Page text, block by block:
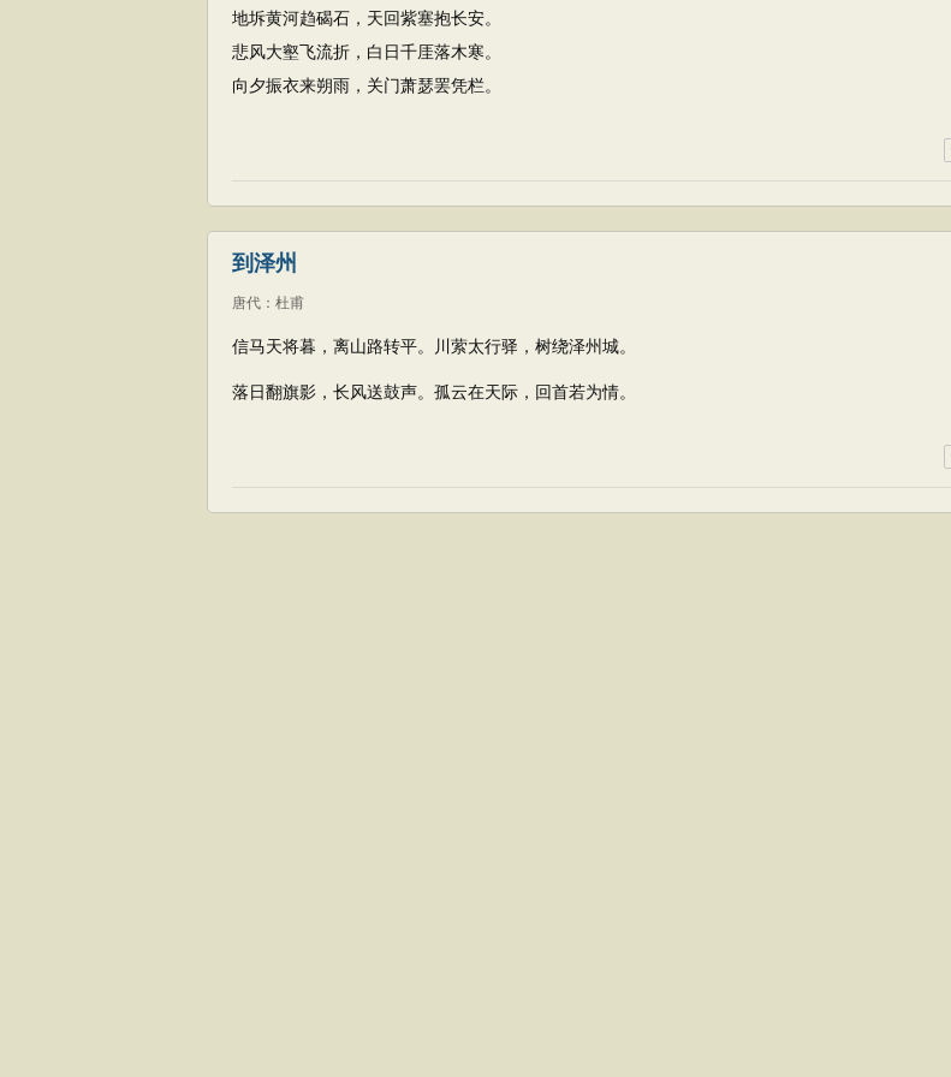
地坼黄河趋碣石，天回紫塞抱长安。
悲风大壑飞流折，白日千厓落木寒。
向夕振衣来朔雨，关门萧瑟罢凭栏。
到泽州
唐代 ： 杜甫
信马天将暮，离山路转平。川萦太行驿，树绕泽州城。
落日翻旗影，长风送鼓声。孤云在天际，回首若为情。